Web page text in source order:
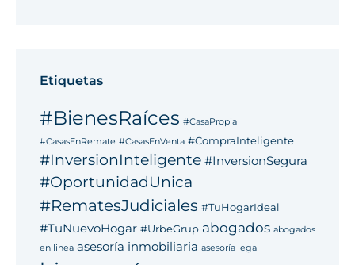
Etiquetas
#BienesRaíces #CasaPropia
#CasasEnRemate #CasasEnVenta #CompraInteligente
#InversionInteligente #InversionSegura
#OportunidadUnica
#RematesJudiciales #TuHogarIdeal
#TuNuevoHogar #UrbeGrup abogados abogados
en linea asesoría inmobiliaria asesoría legal